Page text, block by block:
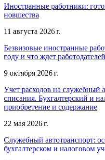
Иностранные работники:
новшества
11 августа 2026 г.
Безвизовые иностранные
году и что ждет
9 октября 2026 г.
Учет расходов на служебный
списания. Бухгалтерский и
приобретение и содержание
22 мая 2026 г.
Служебный автотранспорт:
бухгалтерском и налоговом